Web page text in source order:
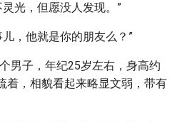
光，但愿没人发现。”
，他就是你的朋友么？”
男子，年纪25岁左右，身高约
着，相貌看起来略显文弱，带有